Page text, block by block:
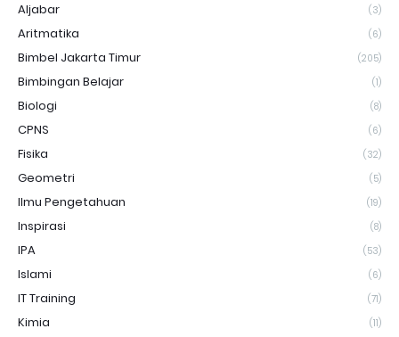
Aljabar (3)
Aritmatika (6)
Bimbel Jakarta Timur (205)
Bimbingan Belajar (1)
Biologi (8)
CPNS (6)
Fisika (32)
Geometri (5)
Ilmu Pengetahuan (19)
Inspirasi (8)
IPA (53)
Islami (6)
IT Training (71)
Kimia (11)